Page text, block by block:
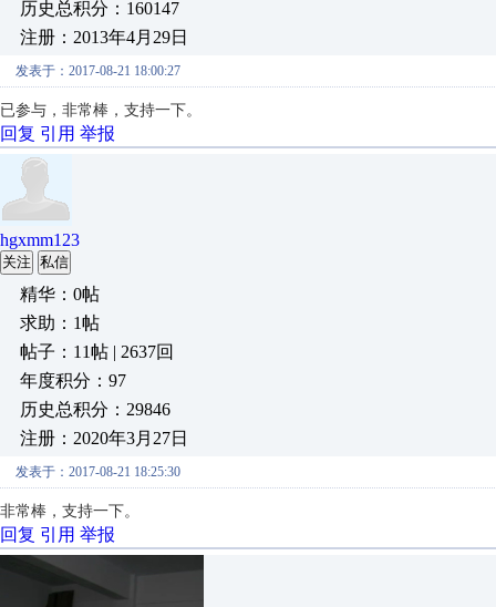
历史总积分：160147
注册：2013年4月29日
发表于：2017-08-21 18:00:27
已参与，非常棒，支持一下。
回复 引用 举报
hgxmm123
关注 私信
精华：0帖
求助：1帖
帖子：11帖 | 2637回
年度积分：97
历史总积分：29846
注册：2020年3月27日
发表于：2017-08-21 18:25:30
非常棒，支持一下。
回复 引用 举报